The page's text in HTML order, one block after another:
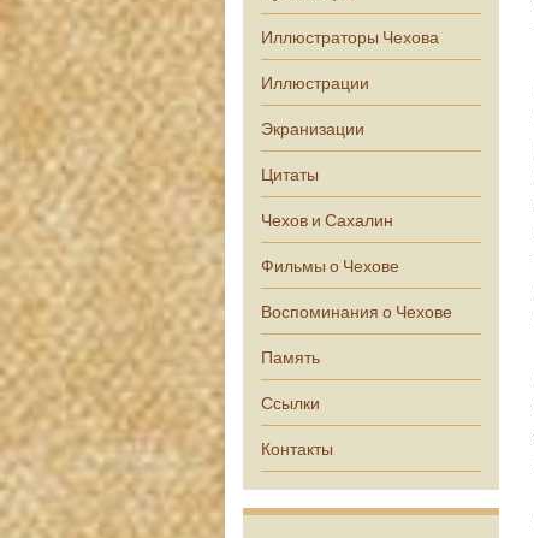
Иллюстраторы Чехова
Иллюстрации
Экранизации
Цитаты
Чехов и Сахалин
Фильмы о Чехове
Воспоминания о Чехове
Память
Ссылки
Контакты